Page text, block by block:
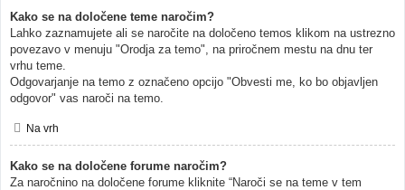
Kako se na določene teme naročim?
Lahko zaznamujete ali se naročite na določeno temos klikom na ustrezno
povezavo v menuju "Orodja za temo", na priročnem mestu na dnu ter
vrhu teme.
Odgovarjanje na temo z označeno opcijo "Obvesti me, ko bo objavljen
odgovor" vas naroči na temo.
Na vrh
Kako se na določene forume naročim?
Za naročnino na določene forume kliknite “Naroči se na teme v tem